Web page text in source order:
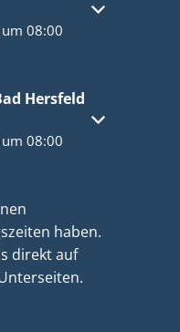
oder Schließzeiten
08:00
Hersfeld
oder Schließzeiten
08:00
haben.
direkt auf